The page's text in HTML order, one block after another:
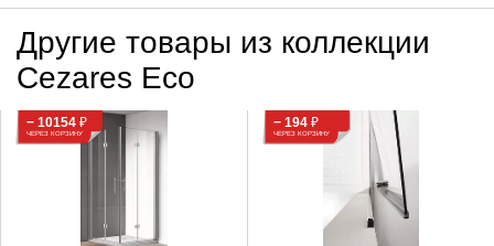
Другие товары из коллекции
Cezares Eco
− 10154 ₽
ЧЕРЕЗ КОРЗИНУ
− 194 ₽
ЧЕРЕЗ КОРЗИНУ